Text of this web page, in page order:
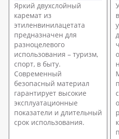
Яркий двухслойный
каремат из
этиленвинилацетата
предназначен для
разноцелевого
использования – туризм,
спорт, в быту.
Современный
безопасный материал
гарантирует высокие
эксплуатационные
показатели и длительный
срок использования.